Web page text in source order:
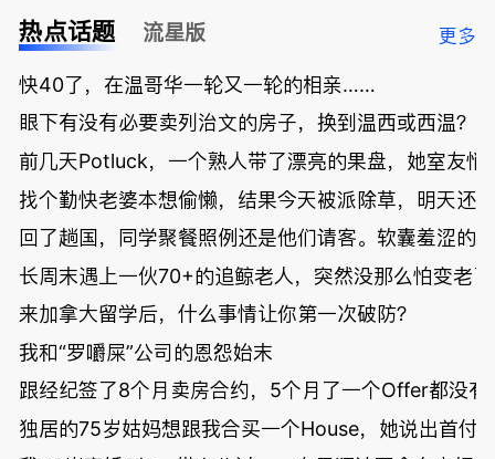
热点话题 流星版 更多
快40了，在温哥华一轮又一轮的相亲……
眼下有没有必要卖列治文的房子，换到温西或西温？
前几天Potluck，一个熟人带了漂亮的果盘，她室友悄
找个勤快老婆本想偷懒，结果今天被派除草，明天还
回了趟国，同学聚餐照例还是他们请客。软囊羞涩的
长周末遇上一伙70+的追鲸老人，突然没那么怕变老了
来加拿大留学后，什么事情让你第一次破防？
我和“罗嚼屎”公司的恩怨始末
跟经纪签了8个月卖房合约，5个月了一个Offer都没有
独居的75岁姑妈想跟我合买一个House，她说出首付